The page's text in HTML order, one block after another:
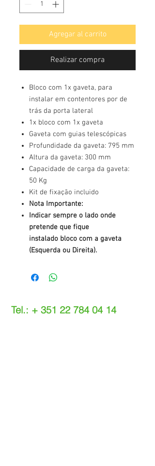
Agregar al carrito
Realizar compra
Bloco com 1x gaveta, para
instalar em contentores por de
trás da porta lateral
1x bloco com 1x gaveta
Gaveta com guias telescópicas
Profundidade da gaveta: 795 mm
Altura da gaveta: 300 mm
Capacidade de carga da gaveta:
50 Kg
Kit de fixação incluido
Nota Importante:
Indicar sempre o lado onde
pretende que fique
instalado bloco com a gaveta
(Esquerda ou Direita).
Tel.: + 351 22 784 04 14